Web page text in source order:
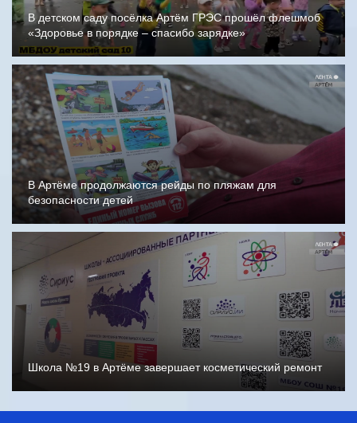
В детском саду посёлка Артём ГРЭС прошёл флешмоб
«Здоровье в порядке – спасибо зарядке»
В Артёме продолжаются рейды по пляжам для
безопасности детей
Школа №19 в Артёме завершает косметический ремонт